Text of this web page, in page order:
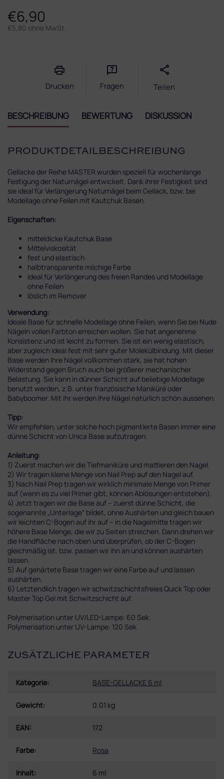
€6,90
€5,80 ohne MwSt.
Drucken Fragen Teilen
BESCHREIBUNG BEWERTUNG DISKUSSION
PRODUKTDETAILBESCHREIBUNG
Gellacke der Reihe MASTER wurden speziell für wochenlange
Festigung der Naturnägel entwickelt. Dank ihrer Festigkeit sind
sie ideal für Verlängerung Naturnägel beim Gellack, bzw. bei
Modellage ohne Feilen mit Kautchuk Basen.
Eigenschaften:
mitteldicke Kautchuk Base
Mittelviskosität
fest und elastisch
halbtransparente milchige Farbe
ideal für Verlängerung des freien Randes und Modellage
ohne Feilen
löslich im Remover
Verwendung:
Ideale Base für schnelle Modellage ohne Feilen, wenn Sie bei Nude
Nägeln vollen Farbton erreichen wollen. Sie hat angenehme
Konsistenz und ist leicht zu formen. Sie ist ein wenig elastisch,
aber zugleich ideal fest mit sehr guter Molekülbindung. Mit dieser
Base werden Ihre Nägel vollkommen stark, sie hat hohen
Widerstand gegen Bruch auch bei größerer mechanischer
Belastung. Sie kann in dünner Schicht auf beliebige Modellage
benutzt werden, z.B. unter französische Manikürë oder
Babyboomer. Mit ihr werden Ihre Nägel natürlich schön aussehen.
Tipp:
Wir empfehlen, unter solche hoch pigmentierte Basen immer eine
dünne Schicht von Unica Base aufzutragen.
Anleitung:
1) Zuerst machen wir die Tiefmaniküre und mattieren den Nagel.
2) Wir tragen kleine Menge von Nail Prep auf den Nagel auf.
3) Nach Nail Prep tragen wir wirklich minimale Menge von Primer
auf (wenn es zu viel Primer gibt, können Ablösungen entstehen).
4) Jetzt tragen wir die Base auf – zuerst dünne Schicht, die
sogenannte „Unterlage“ bildet, ohne Aushärten und gleich bauen
wir leichten C-Bogen auf ihr auf – in die Nagelmitte tragen wir
höhere Base Menge, die wir zu Seiten streichen. Dann drehen wir
die Handfläche nach oben und überprüfen, ob der C-Bogen
gleichmäßig ist, bzw. passen wir ihn an und können aushärten
lassen.
5) Auf gehärtete Base tragen wir eine Farbe auf und lassen
aushärten.
6) Letztendlich tragen wir schwitzschichtsfreies Quick Top oder
Master Top Gel mit Schwitzschicht auf.
Polymerisation unter UV/LED-Lampe: 60 Sek.
Polymerisation unter UV-Lampe: 120 Sek.
ZUSÄTZLICHE PARAMETER
Kategorie: BASE-GELLACKE 6 ml
Gewicht: 0.01 kg
EAN: 172
Farbe: Rosa
Inhalt: 6 ml